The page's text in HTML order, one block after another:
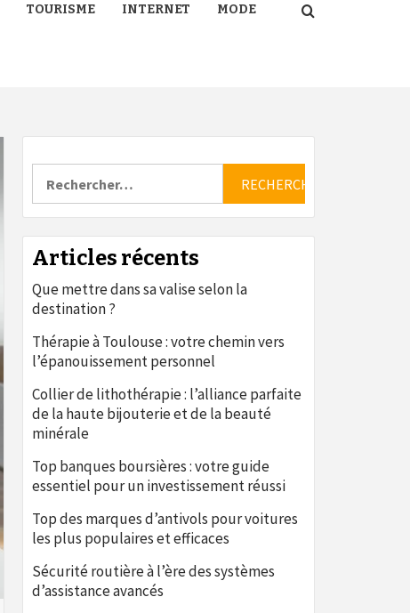
TOURISME INTERNET MODE
Articles récents
Que mettre dans sa valise selon la
destination ?
Thérapie à Toulouse : votre chemin vers
l’épanouissement personnel
Collier de lithothérapie : l’alliance parfaite
de la haute bijouterie et de la beauté
minérale
Top banques boursières : votre guide
essentiel pour un investissement réussi
Top des marques d’antivols pour voitures
les plus populaires et efficaces
Sécurité routière à l’ère des systèmes
d’assistance avancés